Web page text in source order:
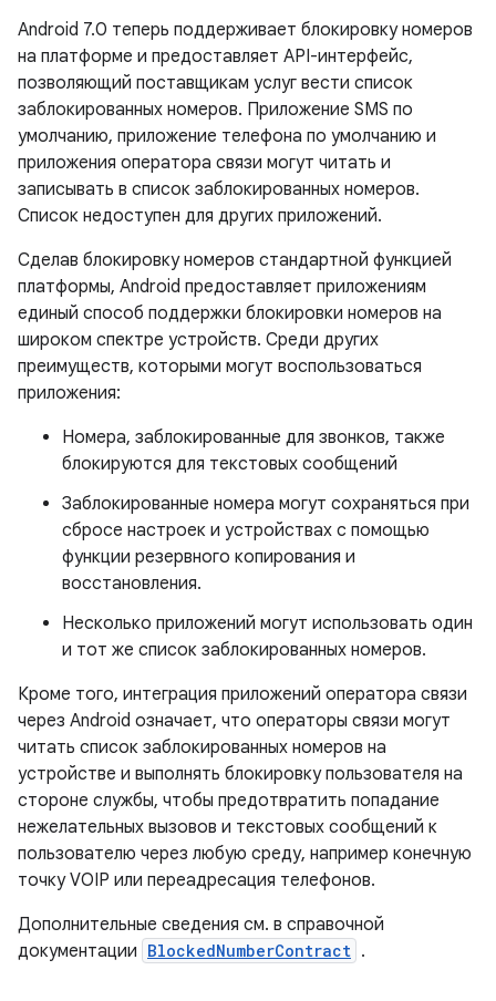
Android 7.0 теперь поддерживает блокировку номеров
на платформе и предоставляет API-интерфейс,
позволяющий поставщикам услуг вести список
заблокированных номеров. Приложение SMS по
умолчанию, приложение телефона по умолчанию и
приложения оператора связи могут читать и
записывать в список заблокированных номеров.
Список недоступен для других приложений.
Сделав блокировку номеров стандартной функцией
платформы, Android предоставляет приложениям
единый способ поддержки блокировки номеров на
широком спектре устройств. Среди других
преимуществ, которыми могут воспользоваться
приложения:
Номера, заблокированные для звонков, также
блокируются для текстовых сообщений
Заблокированные номера могут сохраняться при
сбросе настроек и устройствах с помощью
функции резервного копирования и
восстановления.
Несколько приложений могут использовать один
и тот же список заблокированных номеров.
Кроме того, интеграция приложений оператора связи
через Android означает, что операторы связи могут
читать список заблокированных номеров на
устройстве и выполнять блокировку пользователя на
стороне службы, чтобы предотвратить попадание
нежелательных вызовов и текстовых сообщений к
пользователю через любую среду, например конечную
точку VOIP или переадресация телефонов.
Дополнительные сведения см. в справочной
документации BlockedNumberContract .